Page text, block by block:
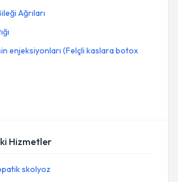
Ağrıları
enjeksiyonları (Felçli kaslara botox
Hizmetler
skolyoz